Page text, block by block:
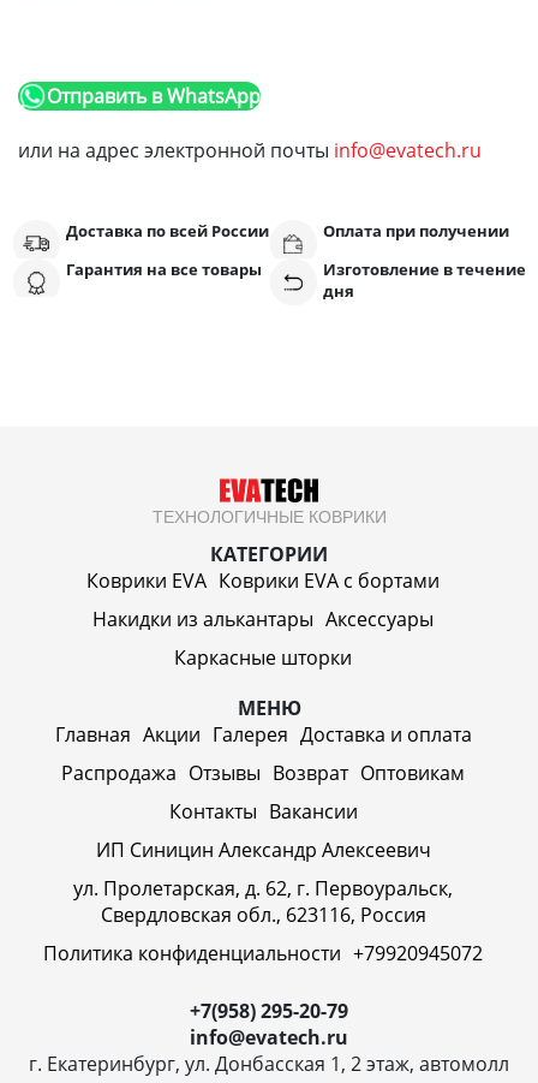
Отправить в WhatsApp
или на адрес электронной почты info@evatech.ru
Доставка по всей России
Оплата при получении
Гарантия на все товары
Изготовление в течение
дня
ТЕХНОЛОГИЧНЫЕ КОВРИКИ
КАТЕГОРИИ
Коврики EVA Коврики EVA c бортами
Накидки из алькантары Аксессуары
Каркасные шторки
МЕНЮ
Главная Акции Галерея Доставка и оплата
Распродажа Отзывы Возврат Оптовикам
Контакты Вакансии
ИП Синицин Александр Алексеевич
ул. Пролетарская, д. 62, г. Первоуральск,
Свердловская обл., 623116, Россия
Политика конфиденциальности +79920945072
+7(958) 295-20-79
info@evatech.ru
г. Екатеринбург, ул. Донбасская 1, 2 этаж, автомолл